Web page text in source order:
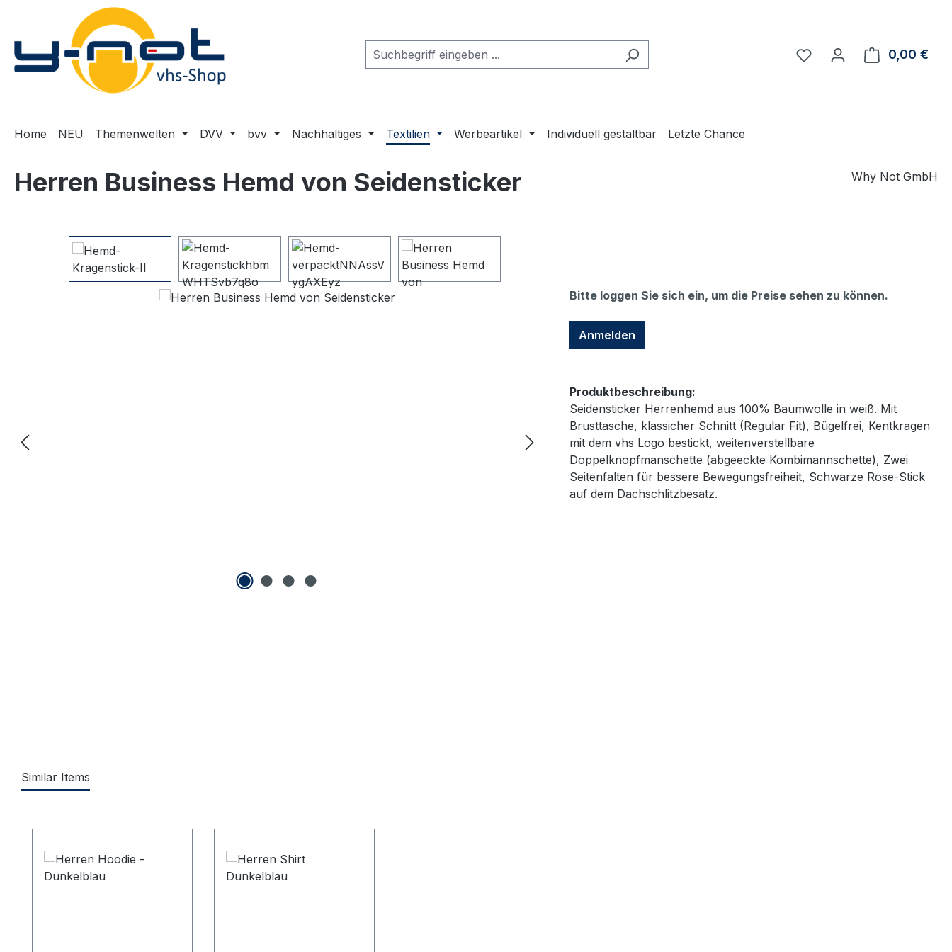
Hauptinhalt springen
Zur Suche springen
Zur Hauptnavigation springen
Du hast 0 Produkte auf
0,00 €
Home NEU Themenwelten DVV bvv Nachhaltiges Textilien Werbeartikel Individuell gestaltbar Letzte Chance
Herren Business Hemd von Seidensticker Why Not GmbH
Bildergalerie überspringen
Bitte loggen Sie sich ein, um die Preise sehen zu können.
Anmelden
Produktbeschreibung:
Seidensticker Herrenhemd aus 100% Baumwolle in weiß. Mit
Brusttasche, klassicher Schnitt (Regular Fit), Bügelfrei, Kentkragen
mit dem vhs Logo bestickt, weitenverstellbare
Doppelknopfmanschette (abgeeckte Kombimannschette), Zwei
Seitenfalten für bessere Bewegungsfreiheit, Schwarze Rose-Stick
auf dem Dachschlitzbesatz.
Similar Items